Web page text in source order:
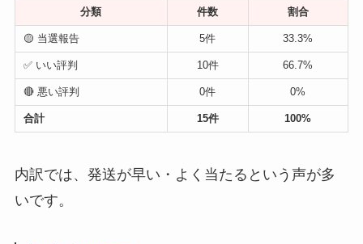
分類 件数 割合
🟡 当選報告 5件 33.3%
✅ いい評判 10件 66.7%
🔴 悪い評判 0件 0%
合計 15件 100%
内訳では、発送が早い・よく当たるという声が多
いです。